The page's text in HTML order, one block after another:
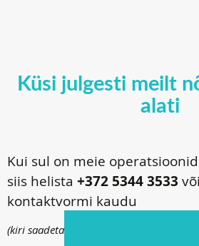
Küsi julgesti meilt
alati
Kui sul on meie
siis helista +372 5344 3533
kontaktvormi kaudu
(kiri saadetakse